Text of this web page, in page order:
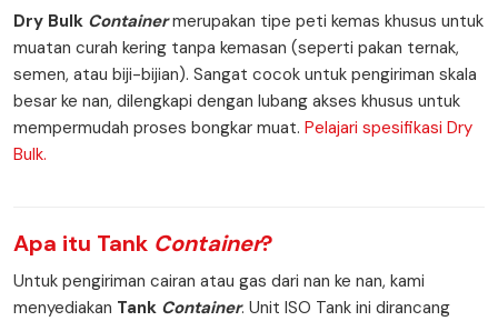
Dry Bulk Containermerupakan tipe peti kemas khusus untuk
muatan curah kering tanpa kemasan (seperti pakan ternak,
semen, atau biji-bijian). Sangat cocok untuk pengiriman skala
besar ke nan, dilengkapi dengan lubang akses khusus untuk
mempermudah proses bongkar muat. Pelajari spesifikasi Dry
Bulk.
Apa itu Tank Container?
Untuk pengiriman cairan atau gas dari nan ke nan, kami
menyediakan Tank Container. Unit ISO Tank ini dirancang